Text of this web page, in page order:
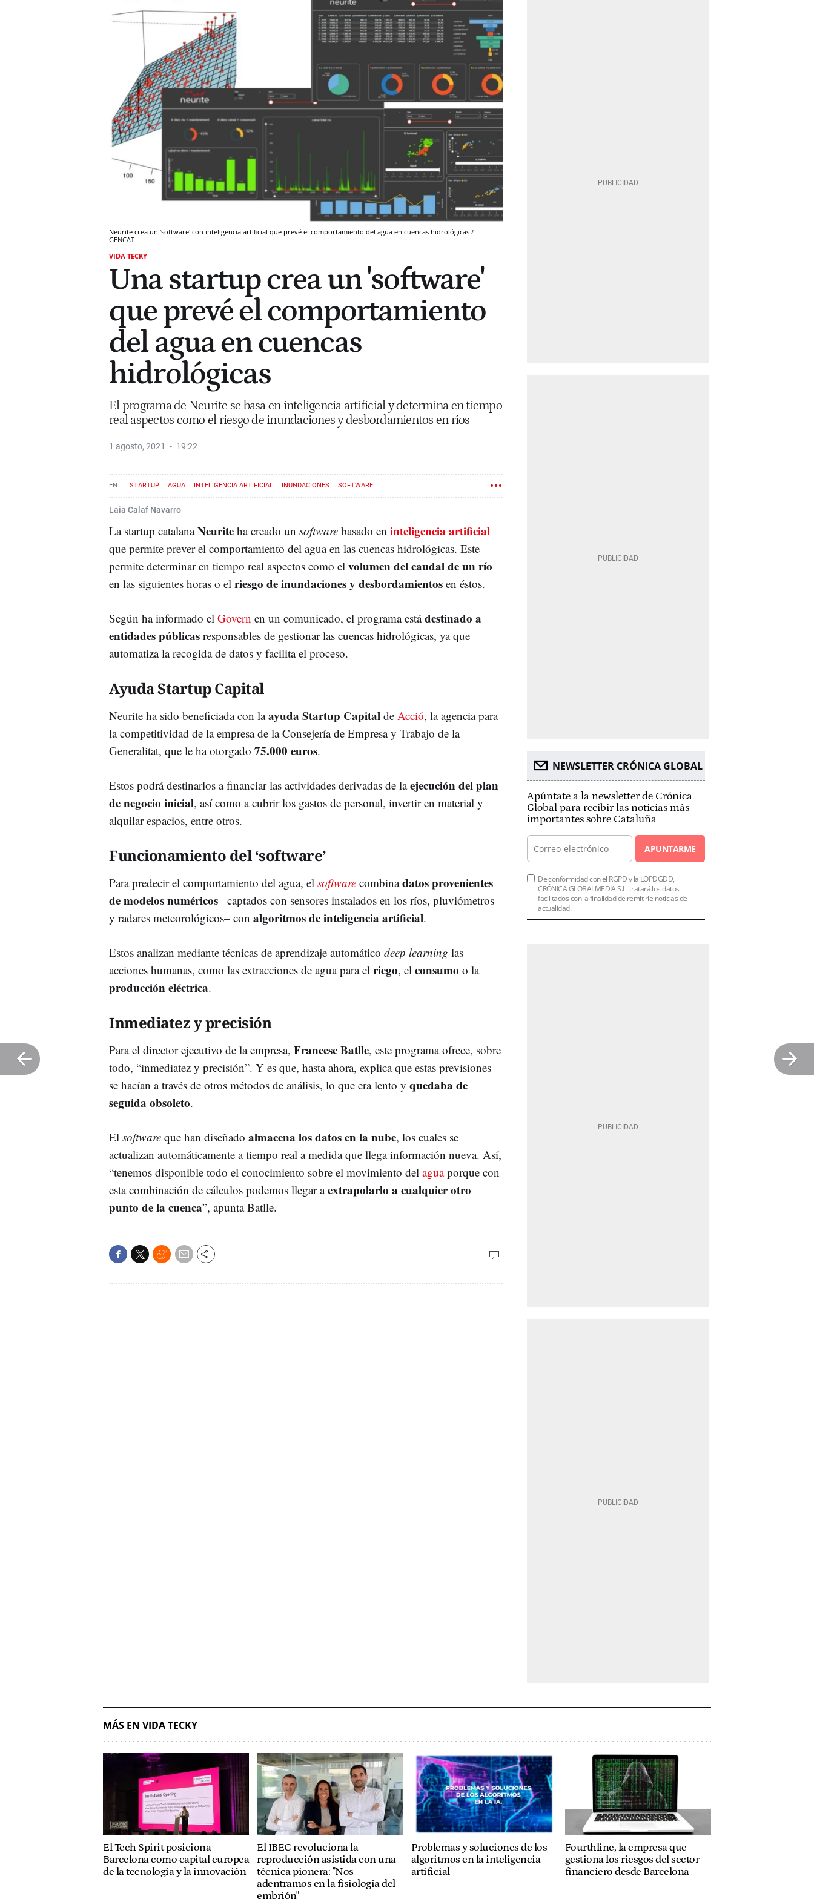
Neurite crea un 'software' con inteligencia artificial que prevé el comportamiento del agua en cuencas hidrológicas /
GENCAT
VIDA TECKY
Una startup crea un 'software'
que prevé el comportamiento
del agua en cuencas
hidrológicas
El programa de Neurite se basa en inteligencia artificial y determina en tiempo
real aspectos como el riesgo de inundaciones y desbordamientos en ríos
1 agosto, 2021 19:22
STARTUP AGUA INTELIGENCIA ARTIFICIAL INUNDACIONES SOFTWARE
Laia Calaf Navarro
La startup catalanaNeurite ha creado un software basado en inteligencia artificial
que permite prever el comportamiento del agua en las cuencas hidrológicas. Este
permite determinar en tiempo real aspectos como el volumen del caudal de un río
en las siguientes horas o el riesgo de inundaciones y desbordamientos en éstos.
Según ha informado el Govern en un comunicado, el programa estádestinado a
entidades públicas responsables de gestionar las cuencas hidrológicas, ya que
automatiza la recogida de datos y facilita el proceso.
Ayuda Startup Capital
Neurite ha sido beneficiada con laayuda Startup Capital de Acció, la agencia para
la competitividad de la empresa de la Consejería de Empresa y Trabajo de la
Generalitat, que le ha otorgado 75.000 euros.
Estos podrá destinarlos a financiar las actividades derivadas de laejecución del plan
de negocio inicial, así como a cubrir los gastos de personal, invertir en material y
alquilar espacios, entre otros.
Funcionamiento del ‘software’
Para predecir el comportamiento del agua, el software combinadatos provenientes
de modelos numéricos –captados con sensores instalados en los ríos, pluviómetros
y radares meteorológicos– con algoritmos de inteligencia artificial.
Estos analizan mediante técnicas de aprendizaje automático deep learning las
acciones humanas, como las extracciones de agua para el riego, el consumo o la
producción eléctrica.
Inmediatez y precisión
Para el director ejecutivo de la empresa, Francesc Batlle, este programa ofrece, sobre
todo, “inmediatez y precisión”. Y es que, hasta ahora, explica que estas previsiones
se hacían a través de otros métodos de análisis, lo que era lento y quedaba de
seguida obsoleto.
El software que han diseñado almacena los datos en la nube, los cuales se
actualizan automáticamente a tiempo real a medida que llega información nueva. Así,
“tenemos disponible todo el conocimiento sobre el movimiento del aguaporque con
esta combinación de cálculos podemos llegar aextrapolarlo a cualquier otro
punto de la cuenca”, apunta Batlle.
NEWSLETTER CRÓNICA GLOBAL
Apúntate a la newsletter de Crónica
Global para recibir las noticias más
importantes sobre Cataluña
APUNTARME
De conformidad con el RGPD y la LOPDGDD,
CRÓNICA GLOBALMEDIA S.L. tratará los datos
facilitados con la finalidad de remitirle noticias de
actualidad.
MÁS EN VIDA TECKY
El Tech Spirit posiciona
Barcelona como capital europea
de la tecnología y la innovación
El IBEC revoluciona la
reproducción asistida con una
técnica pionera: "Nos
adentramos en la fisiología del
embrión"
Problemas y soluciones de los
algoritmos en la inteligencia
artificial
Fourthline, la empresa que
gestiona los riesgos del sector
financiero desde Barcelona